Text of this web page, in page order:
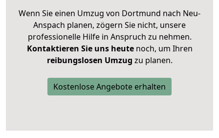
Wenn Sie einen Umzug von Dortmund nach Neu-
Anspach planen, zögern Sie nicht, unsere
professionelle Hilfe in Anspruch zu nehmen.
Kontaktieren Sie uns heutenoch, um Ihren
reibungslosen Umzug zu planen.
Kostenlose Angebote erhalten